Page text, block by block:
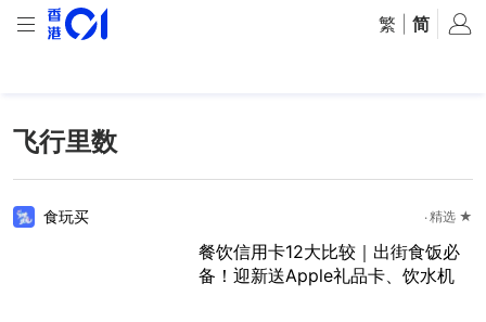
繁 简
飞行里数
食玩买 精选 ★
餐饮信用卡12大比较｜出街食饭必
备！迎新送Apple礼品卡、饮水机